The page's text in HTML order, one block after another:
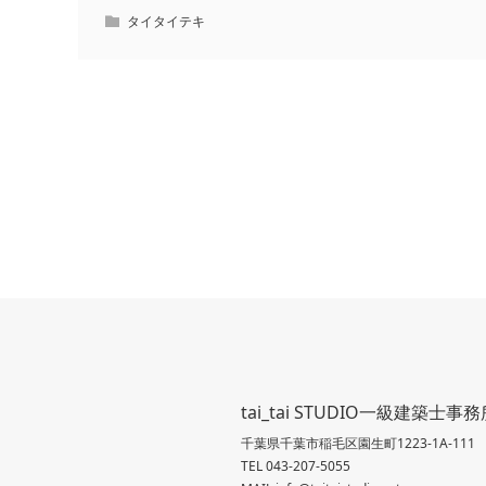
タイタイテキ
tai_tai STUDIO一級建築士事務
千葉県千葉市稲毛区園生町1223-1A-111
TEL 043-207-5055